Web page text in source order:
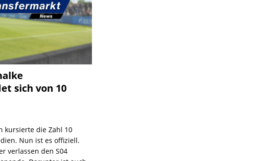
sich von 10
kursierte die Zahl 10
Nun ist es offiziell.
verlassen den S04